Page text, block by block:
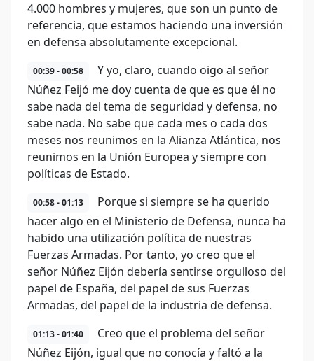
4.000 hombres y mujeres, que son un punto de
referencia, que estamos haciendo una inversión
en defensa absolutamente excepcional.
00:39 - 00:58
Y yo, claro, cuando oigo al señor
Núñez Feijó me doy cuenta de que es que él no
sabe nada del tema de seguridad y defensa, no
sabe nada. No sabe que cada mes o cada dos
meses nos reunimos en la Alianza Atlántica, nos
reunimos en la Unión Europea y siempre con
políticas de Estado.
00:58 - 01:13
Porque si siempre se ha querido
hacer algo en el Ministerio de Defensa, nunca ha
habido una utilización política de nuestras
Fuerzas Armadas. Por tanto, yo creo que el
señor Núñez Eijón debería sentirse orgulloso del
papel de España, del papel de sus Fuerzas
Armadas, del papel de la industria de defensa.
01:13 - 01:40
Creo que el problema del señor
Núñez Eijón, igual que no conocía y faltó a la